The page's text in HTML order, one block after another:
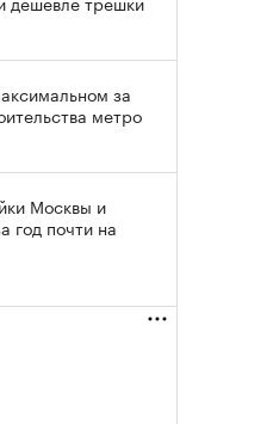
за
метро
Москвы и
год почти на